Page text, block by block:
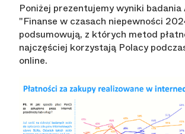
Poniżej prezentujemy wyniki badania
"Finanse w czasach niepewności
podsumowują, z których metod
najczęściej korzystają Polacy
online.